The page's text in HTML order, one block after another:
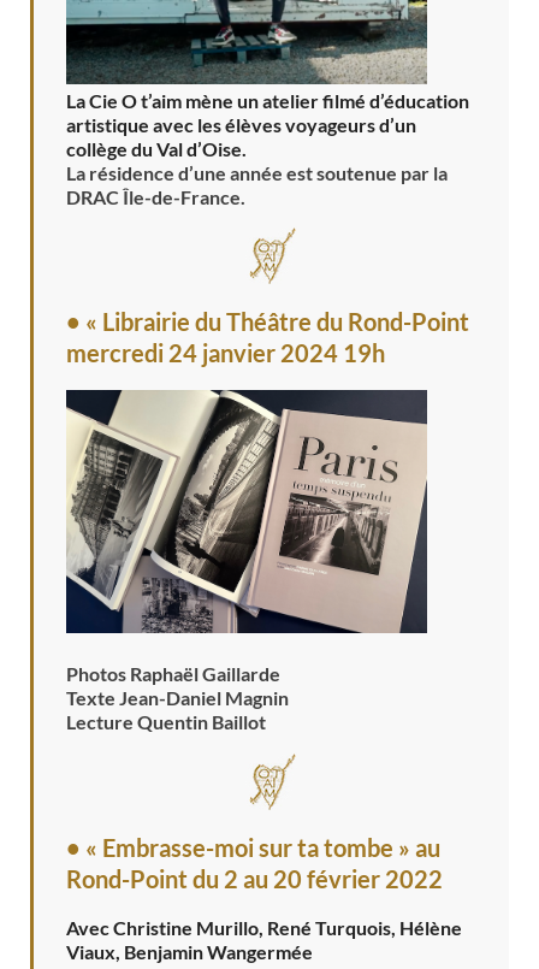
La Cie O t’aim mène un atelier filmé d’éducation
artistique avec les élèves voyageurs d’un
collège du Val d’Oise.
La résidence d’une année est soutenue par la
DRAC Île-de-France.
• « Librairie du Théâtre du Rond-Point
mercredi 24 janvier 2024 19h
Photos Raphaël Gaillarde
Texte Jean-Daniel Magnin
Lecture Quentin Baillot
• « Embrasse-moi sur ta tombe » au
Rond-Point du 2 au 20 février 2022
Avec Christine Murillo, René Turquois, Hélène
Viaux, Benjamin Wangermée